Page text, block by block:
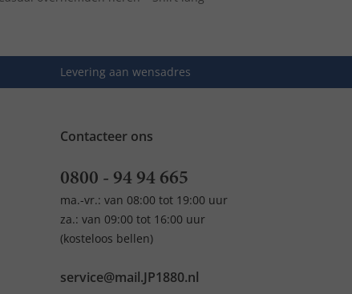
Levering aan wensadres
Contacteer ons
0800 - 94 94 665
ma.-vr.: van 08:00 tot 19:00 uur
za.: van 09:00 tot 16:00 uur
(kosteloos bellen)
service@mail.JP1880.nl